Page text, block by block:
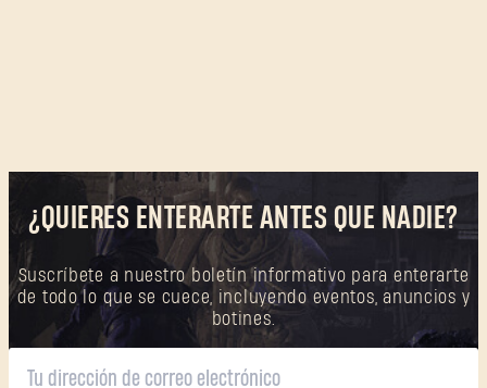
¿QUIERES ENTERARTE ANTES QUE NADIE?
Suscríbete a nuestro boletín informativo para enterarte
de todo lo que se cuece, incluyendo eventos, anuncios y
botines.